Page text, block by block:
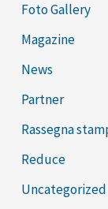
Foto Gallery
Magazine
News
Partner
Rassegna
Reduce
Uncategorized